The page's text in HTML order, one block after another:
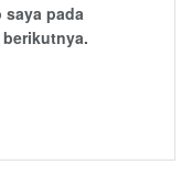
saya pada